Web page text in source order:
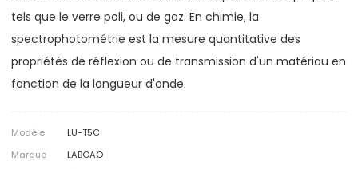
tels que le verre poli, ou de gaz. En chimie, la
spectrophotométrie est la mesure quantitative des
propriétés de réflexion ou de transmission d'un matériau en
fonction de la longueur d'onde.
Modèle
LU-T5C
Marque
LABOAO